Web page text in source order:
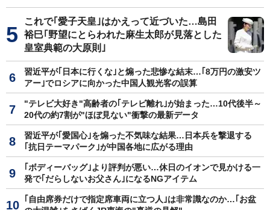
これで｢愛子天皇｣はかえって近づいた…島田
裕巳｢野望にとらわれた麻生太郎が見落とした
皇室典範の大原則｣
習近平が｢日本に行くな｣と煽った悲惨な結末…｢8万円の激安ツ
アー｣でロシアに向かった中国人観光客の誤算
"テレビ大好き"高齢者の｢テレビ離れ｣が始まった…10代後半～
20代の約7割が"ほぼ見ない"衝撃の最新データ
習近平が｢愛国心｣を煽った不気味な結果…日本兵を撃退する
｢抗日テーマパーク｣が中国各地に広がる理由
｢ボディーバッグ｣より評判が悪い…休日のイオンで見かける一
発で｢だらしないお父さん｣になるNGアイテム
｢自由席券だけで指定席車両に立つ人｣は非常識なのか…｢お盆